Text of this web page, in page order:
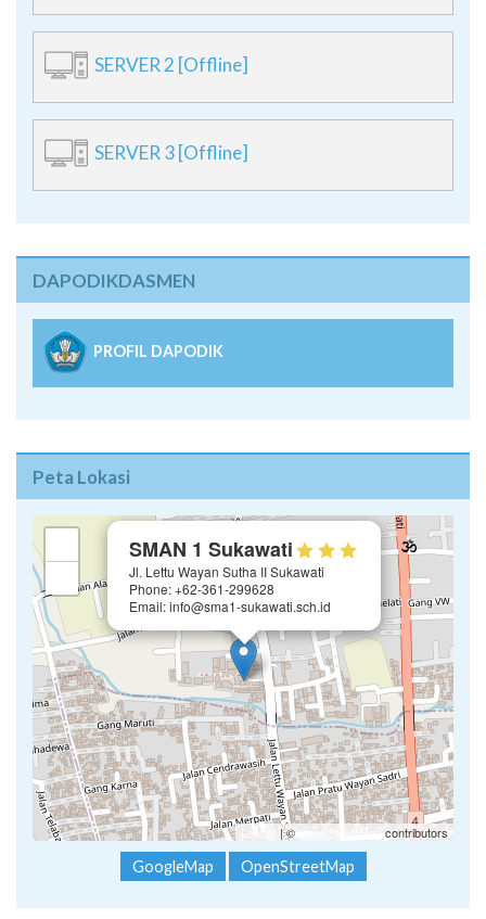
SERVER 2 [Offline]
SERVER 3 [Offline]
DAPODIKDASMEN
PROFIL DAPODIK
Peta Lokasi
SMAN 1 Sukawati
Jl. Lettu Wayan Sutha II Sukawati
Phone: +62-361-299628
Email: info@sma1-sukawati.sch.id
+
−
Leaflet | ©OpenStreetMapcontributors
GoogleMap OpenStreetMap